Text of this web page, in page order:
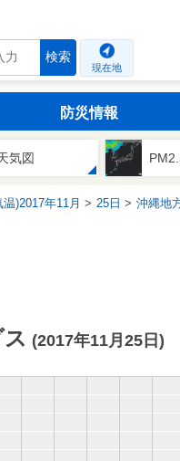
検索
現在地
防災情報
気図
)2017年11月 25日 沖縄地
(2017年11月25日)